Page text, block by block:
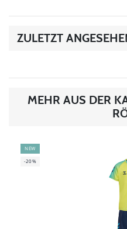
ZULETZT
MEHR AUS DER
NEW
-20%